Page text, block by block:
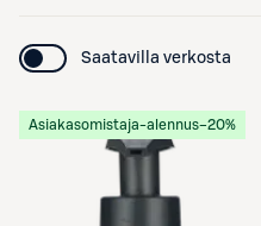
Saatavilla verkosta
Asiakasomistaja-alennus−20%